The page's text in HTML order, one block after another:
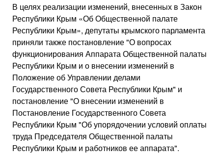
В целях реализации изменений, внесенных в Закон
Республики Крым «Об Общественной палате
Республики Крым», депутаты крымского парламента
приняли также постановление "О вопросах
функционирования Аппарата Общественной палаты
Республики Крым и о внесении изменений в
Положение об Управлении делами
Государственного Совета Республики Крым" и
постановление "О внесении изменений в
Постановление Государственного Совета
Республики Крым "Об упорядочении условий оплаты
труда Председателя Общественной палаты
Республики Крым и работников ее аппарата".